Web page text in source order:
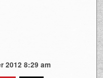
2012 8:29 am